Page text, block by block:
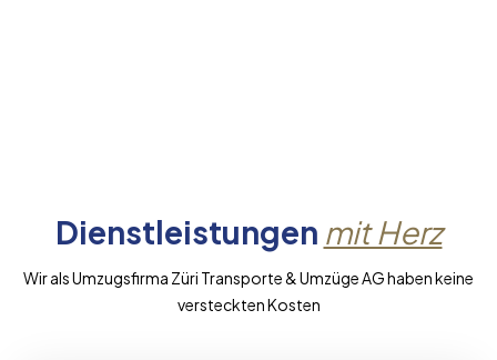
Dienstleistungen mit Herz
Wir als Umzugsfirma Züri Transporte & Umzüge AG haben keine
versteckten Kosten